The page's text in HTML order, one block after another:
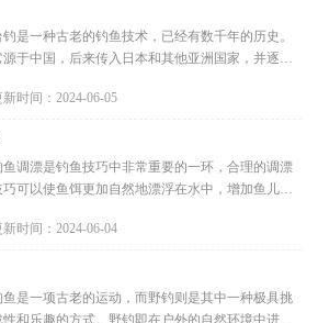
钓是一种古老的钓鱼技术，已经有数千年的历史。
源于中国，后来传入日本和其他亚洲国家，并逐渐
度上依赖于调漂的技巧。
新时间：2024-06-05
鱼调漂是钓鱼技巧中非常重要的一环，合理的调漂
巧可以使鱼饵更加自然地漂浮在水中，增加鱼儿上
、鱼种等因素的不同，我们
新时间：2024-06-04
鱼是一项古老的运动，而野钓则是其中一种极具挑
性和乐趣的方式。野钓即在户外的自然环境中进行